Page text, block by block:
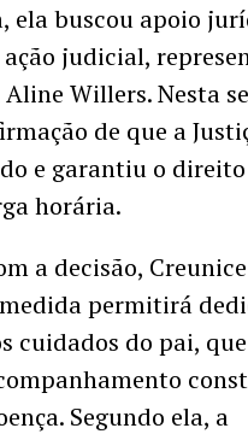
ela buscou apoio
judicial,
Willers. Nesta
de que a
e garantiu o
horária.
a decisão, Creunice
permitirá
cuidados do pai, que
Segundo ela, a